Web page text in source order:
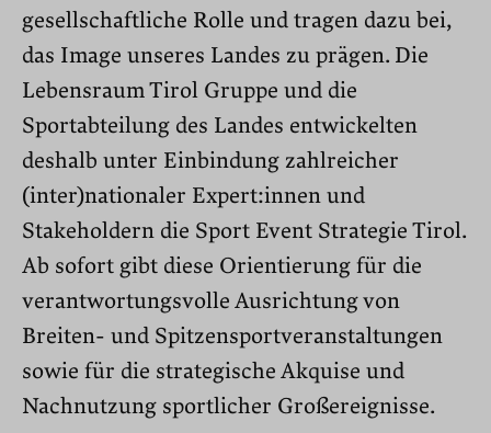
gesellschaftliche Rolle und tragen dazu bei,
das Image unseres Landes zu prägen. Die
Lebensraum Tirol Gruppe und die
Sportabteilung des Landes entwickelten
deshalb unter Einbindung zahlreicher
(inter)nationaler Expert:innen und
Stakeholdern die Sport Event Strategie Tirol.
Ab sofort gibt diese Orientierung für die
verantwortungsvolle Ausrichtung von
Breiten- und Spitzensportveranstaltungen
sowie für die strategische Akquise und
Nachnutzung sportlicher Großereignisse.